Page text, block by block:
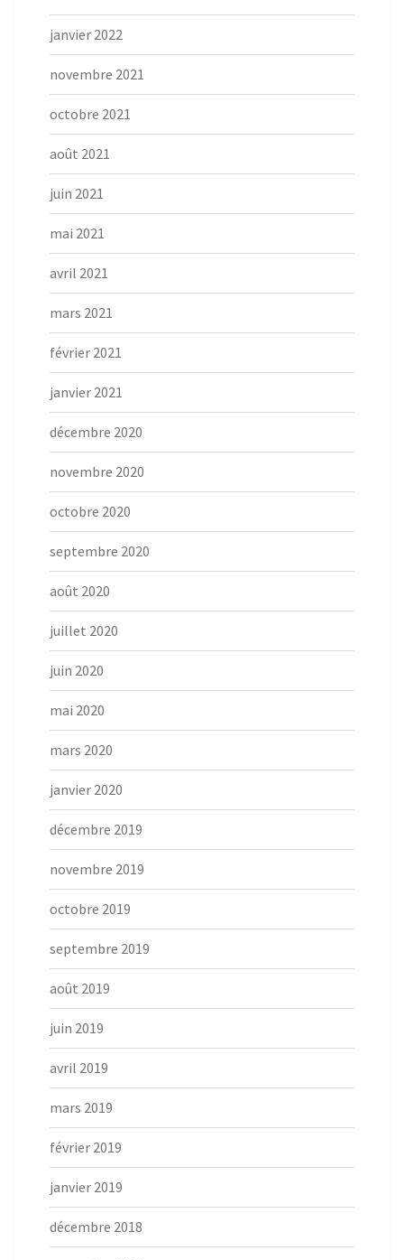
janvier 2022
novembre 2021
octobre 2021
août 2021
juin 2021
mai 2021
avril 2021
mars 2021
février 2021
janvier 2021
décembre 2020
novembre 2020
octobre 2020
septembre 2020
août 2020
juillet 2020
juin 2020
mai 2020
mars 2020
janvier 2020
décembre 2019
novembre 2019
octobre 2019
septembre 2019
août 2019
juin 2019
avril 2019
mars 2019
février 2019
janvier 2019
décembre 2018